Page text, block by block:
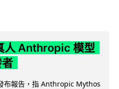
人 Anthropic 模型
布報告，指 Anthropic Mythos